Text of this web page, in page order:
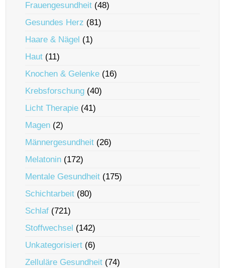
Frauengesundheit (48)
Gesundes Herz (81)
Haare & Nägel (1)
Haut (11)
Knochen & Gelenke (16)
Krebsforschung (40)
Licht Therapie (41)
Magen (2)
Männergesundheit (26)
Melatonin (172)
Mentale Gesundheit (175)
Schichtarbeit (80)
Schlaf (721)
Stoffwechsel (142)
Unkategorisiert (6)
Zelluläre Gesundheit (74)